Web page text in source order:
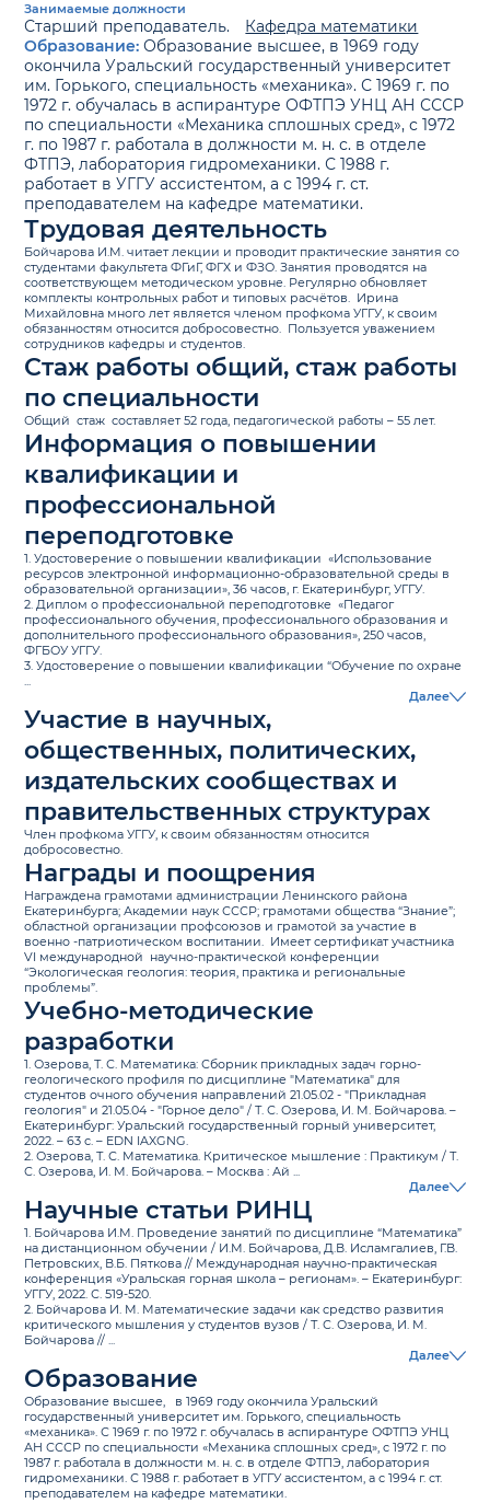
Занимаемые должности
Старший преподаватель.
Кафедра математики
Образование: Образование высшее, в 1969 году
окончила Уральский государственный университет
им. Горького, специальность «механика». С 1969 г. по
1972 г. обучалась в аспирантуре ОФТПЭ УНЦ АН СССР
по специальности «Механика сплошных сред», с 1972
г. по 1987 г. работала в должности м. н. с. в отделе
ФТПЭ, лаборатория гидромеханики. С 1988 г.
работает в УГГУ ассистентом, а с 1994 г. ст.
преподавателем на кафедре математики.
Трудовая деятельность
Бойчарова И.М. читает лекции и проводит практические занятия со
студентами факультета ФГиГ, ФГХ и ФЗО. Занятия проводятся на
соответствующем методическом уровне. Регулярно обновляет
комплекты контрольных работ и типовых расчётов. Ирина
Михайловна много лет является членом профкома УГГУ, к своим
обязанностям относится добросовестно. Пользуется уважением
сотрудников кафедры и студентов.
Стаж работы общий, стаж работы
по специальности
Общий стаж составляет 52 года, педагогической работы – 55 лет.
Информация о повышении
квалификации и
профессиональной
переподготовке
1. Удостоверение о повышении квалификации «Использование
ресурсов электронной информационно-образовательной среды в
образовательной организации», 36 часов, г. Екатеринбург, УГГУ.
2. Диплом о профессиональной переподготовке «Педагог
профессионального обучения, профессионального образования и
дополнительного профессионального образования», 250 часов,
ФГБОУ УГГУ.
3. Удостоверение о повышении квалификации “Обучение по охране
...
Далее
Участие в научных,
общественных, политических,
издательских сообществах и
правительственных структурах
Член профкома УГГУ, к своим обязанностям относится
добросовестно.
Награды и поощрения
Награждена грамотами администрации Ленинского района
Екатеринбурга; Академии наук СССР; грамотами общества “Знание”;
областной организации профсоюзов и грамотой за участие в
военно -патриотическом воспитании. Имеет сертификат участника
VI международной научно-практической конференции
“Экологическая геология: теория, практика и региональные
проблемы”.
Учебно-методические
разработки
1. Озерова, Т. С. Математика: Сборник прикладных задач горно-
геологического профиля по дисциплине "Математика" для
студентов очного обучения направлений 21.05.02 - "Прикладная
геология" и 21.05.04 - "Горное дело" / Т. С. Озерова, И. М. Бойчарова. –
Екатеринбург: Уральский государственный горный университет,
2022. – 63 с. – EDN IAXGNG.
2. Озерова, Т. С. Математика. Критическое мышление : Практикум / Т.
С. Озерова, И. М. Бойчарова. – Москва : Ай ...
Далее
Научные статьи РИНЦ
1. Бойчарова И.М. Проведение занятий по дисциплине “Математика”
на дистанционном обучении / И.М. Бойчарова, Д.В. Исламгалиев, Г.В.
Петровских, В.Б. Пяткова // Международная научно-практическая
конференция «Уральская горная школа – регионам». – Екатеринбург:
УГГУ, 2022. С. 519-520.
2. Бойчарова И. М. Математические задачи как средство развития
критического мышления у студентов вузов / Т. С. Озерова, И. М.
Бойчарова // ...
Далее
Образование
Образование высшее, в 1969 году окончила Уральский
государственный университет им. Горького, специальность
«механика». С 1969 г. по 1972 г. обучалась в аспирантуре ОФТПЭ УНЦ
АН СССР по специальности «Механика сплошных сред», с 1972 г. по
1987 г. работала в должности м. н. с. в отделе ФТПЭ, лаборатория
гидромеханики. С 1988 г. работает в УГГУ ассистентом, а с 1994 г. ст.
преподавателем на кафедре математики.